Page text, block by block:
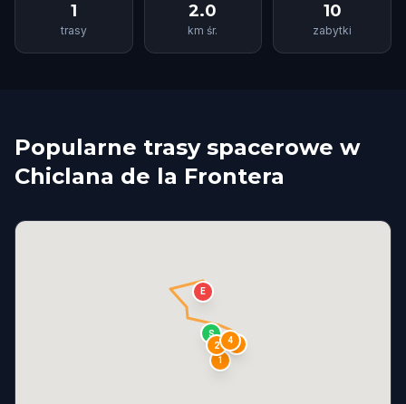
1
trasy
2.0
km śr.
10
zabytki
Popularne trasy spacerowe w
Chiclana de la Frontera
S
1
2 3
4
E